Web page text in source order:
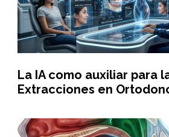
La IA como auxiliar para
Extracciones en